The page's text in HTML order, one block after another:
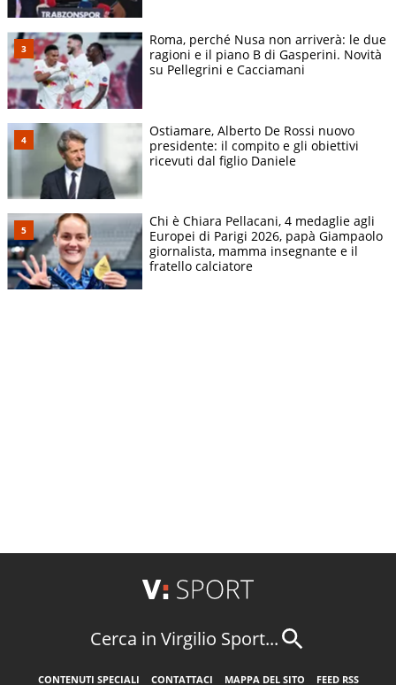
Roma, perché Nusa non arriverà: le due
ragioni e il piano B di Gasperini. Novità
su Pellegrini e Cacciamani
Ostiamare, Alberto De Rossi nuovo
presidente: il compito e gli obiettivi
ricevuti dal figlio Daniele
Chi è Chiara Pellacani, 4 medaglie agli
Europei di Parigi 2026, papà Giampaolo
giornalista, mamma insegnante e il
fratello calciatore
Cerca in Virgilio Sport...
CONTENUTI SPECIALI CONTATTACI MAPPA DEL SITO FEED RSS